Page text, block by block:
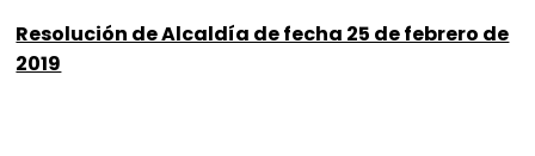
Resolución de Alcaldía de fecha 25 de febrero de
2019